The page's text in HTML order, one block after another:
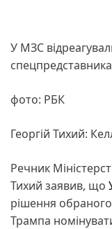
У МЗС
фото: РБК
Георгій Тихий:
Речник
Тихий заявив, що
рішення
Трампа